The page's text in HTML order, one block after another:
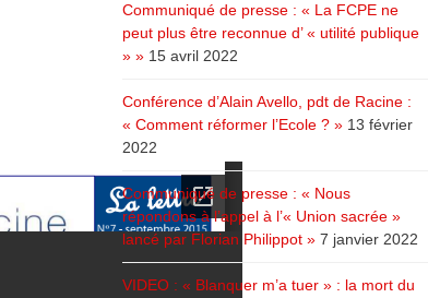
Communiqué de presse : « La FCPE ne
peut plus être reconnue d’ « utilité publique
» » 15 avril 2022
Conférence d’Alain Avello, pdt de Racine :
« Comment réformer l’Ecole ? » 13 février
2022
Communiqué de presse : « Nous
répondons à l’appel à l’« Union sacrée »
lancé par Florian Philippot » 7 janvier 2022
VIDEO : « Blanquer m’a tuer » : la mort du